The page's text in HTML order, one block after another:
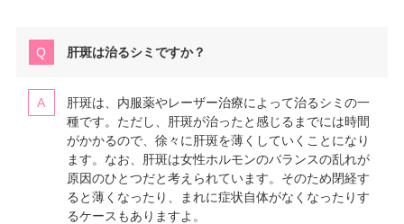
肝斑は治るシミですか？
肝斑は、内服薬やレーザー治療によって治るシミの一
種です。ただし、肝斑が治ったと感じるまでには時間
がかかるので、徐々に肝斑を薄くしていくことになり
ます。なお、肝斑は女性ホルモンのバランスの乱れが
原因のひとつだと考えられています。そのため閉経す
ると薄くなったり、まれに症状自体がなくなったりす
るケースもありますよ。